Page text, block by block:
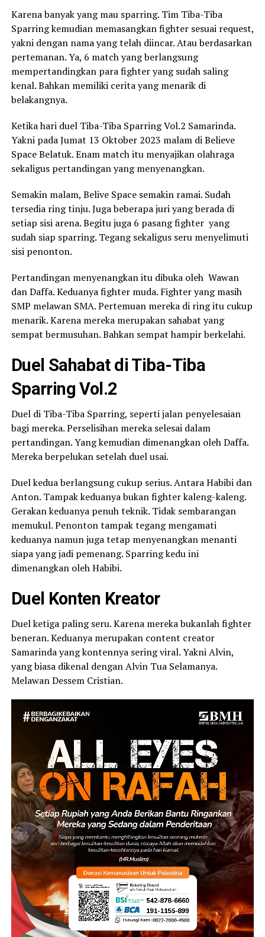
Karena banyak yang mau sparring. Tim Tiba-Tiba
Sparring kemudian memasangkan fighter sesuai request,
yakni dengan nama yang telah diincar. Atau berdasarkan
pertemanan. Ya, 6 match yang berlangsung
mempertandingkan para fighter yang sudah saling
kenal. Bahkan memiliki cerita yang menarik di
belakangnya.
Ketika hari duel Tiba-Tiba Sparring Vol.2 Samarinda.
Yakni pada Jumat 13 Oktober 2023 malam di Believe
Space Belatuk. Enam match itu menyajikan olahraga
sekaligus pertandingan yang menyenangkan.
Semakin malam, Belive Space semakin ramai. Sudah
tersedia ring tinju. Juga beberapa juri yang berada di
setiap sisi arena. Begitu juga 6 pasang fighter yang
sudah siap sparring. Tegang sekaligus seru menyelimuti
sisi penonton.
Pertandingan menyenangkan itu dibuka oleh Wawan
dan Daffa. Keduanya fighter muda. Fighter yang masih
SMP melawan SMA. Pertemuan mereka di ring itu cukup
menarik. Karena mereka merupakan sahabat yang
sempat bermusuhan. Bahkan sempat hampir berkelahi.
Duel Sahabat di Tiba-Tiba
Sparring Vol.2
Duel di Tiba-Tiba Sparring, seperti jalan penyelesaian
bagi mereka. Perselisihan mereka selesai dalam
pertandingan. Yang kemudian dimenangkan oleh Daffa.
Mereka berpelukan setelah duel usai.
Duel kedua berlangsung cukup serius. Antara Habibi dan
Anton. Tampak keduanya bukan fighter kaleng-kaleng.
Gerakan keduanya penuh teknik. Tidak sembarangan
memukul. Penonton tampak tegang mengamati
keduanya namun juga tetap menyenangkan menanti
siapa yang jadi pemenang. Sparring kedu ini
dimenangkan oleh Habibi.
Duel Konten Kreator
Duel ketiga paling seru. Karena mereka bukanlah fighter
beneran. Keduanya merupakan content creator
Samarinda yang kontennya sering viral. Yakni Alvin,
yang biasa dikenal dengan Alvin Tua Selamanya.
Melawan Dessem Cristian.